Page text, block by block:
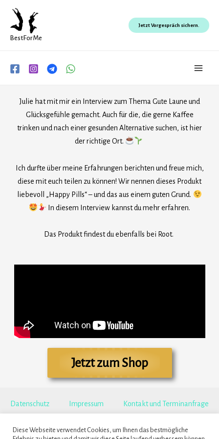
Inhalt
springen
BestForMe
Jetzt Vorgespräch sichern.
Julie hat mit mir ein Interview zum Thema Gute Laune und
Glücksgefühle gemacht. Auch für die, die gerne Kaffee
trinken und nach einer gesunden Alternative suchen, ist hier
der richtige Ort.
Ich durfte über meine Erfahrungen berichten und freue mich,
diese mit euch teilen zu können! Wir nennen dieses Produkt
liebevoll „Happy Pills“ – und das aus einem guten Grund.
In diesem Interview kannst du mehr erfahren.
Das Produkt findest du ebenfalls bei Root.
Jetzt zum Shop
Datenschutz Impressum Kontakt und Terminanfrage
Diese Webseite verwendet Cookies, um Ihnen das bestmögliche